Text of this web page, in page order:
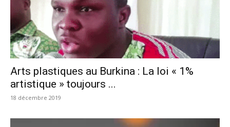
Arts plastiques au Burkina : La loi « 1%
artistique » toujours ...
18 décembre 2019